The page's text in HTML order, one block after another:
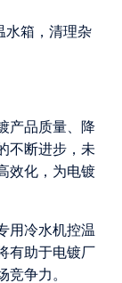
水箱，清理杂
产品质量、降
不断进步，未
效化，为电镀
用冷水机控温
有助于电镀厂
争力。